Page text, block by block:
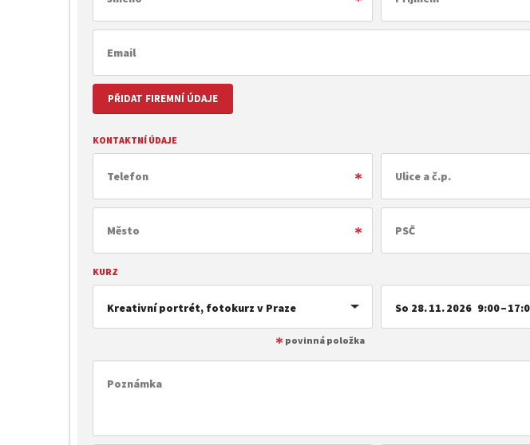
PŘIDAT FIREMNÍ ÚDAJE
KONTAKTNÍ ÚDAJE
KURZ
Kreativní portrét, fotokurz v Praze So 28. 11. 2026 9:00 –